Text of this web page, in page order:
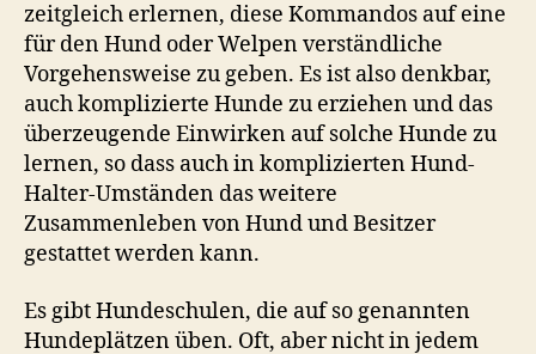
zeitgleich erlernen, diese Kommandos auf eine
für den Hund oder Welpen verständliche
Vorgehensweise zu geben. Es ist also denkbar,
auch komplizierte Hunde zu erziehen und das
überzeugende Einwirken auf solche Hunde zu
lernen, so dass auch in komplizierten Hund-
Halter-Umständen das weitere
Zusammenleben von Hund und Besitzer
gestattet werden kann.
Es gibt Hundeschulen, die auf so genannten
Hundeplätzen üben. Oft, aber nicht in jedem